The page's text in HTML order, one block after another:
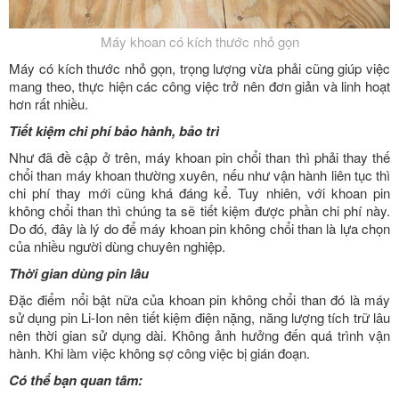
Máy khoan có kích thước nhỏ gọn
Máy có kích thước nhỏ gọn, trọng lượng vừa phải cũng giúp việc
mang theo, thực hiện các công việc trở nên đơn giản và linh hoạt
hơn rất nhiều.
Tiết kiệm chi phí bảo hành, bảo trì
Như đã đề cập ở trên, máy khoan pin chổi than thì phải thay thế
chổi than máy khoan thường xuyên, nếu như vận hành liên tục thì
chi phí thay mới cũng khá đáng kể. Tuy nhiên, với khoan pin
không chổi than thì chúng ta sẽ tiết kiệm được phần chi phí này.
Do đó, đây là lý do để máy khoan pin không chổi than là lựa chọn
của nhiều người dùng chuyên nghiệp.
Thời gian dùng pin lâu
Đặc điểm nổi bật nữa của khoan pin không chổi than đó là máy
sử dụng pin Li-Ion nên tiết kiệm điện nặng, năng lượng tích trữ lâu
nên thời gian sử dụng dài. Không ảnh hưởng đến quá trình vận
hành. Khi làm việc không sợ công việc bị gián đoạn.
Có thể bạn quan tâm: